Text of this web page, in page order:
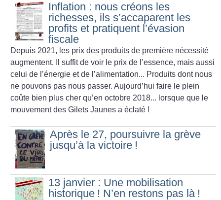
Inflation : nous créons les
richesses, ils s’accaparent les
profits et pratiquent l’évasion
fiscale
Depuis 2021, les prix des produits de première nécessité
augmentent. Il suffit de voir le prix de l’essence, mais aussi
celui de l’énergie et de l’alimentation... Produits dont nous
ne pouvons pas nous passer. Aujourd’hui faire le plein
coûte bien plus cher qu’en octobre 2018... lorsque que le
mouvement des Gilets Jaunes a éclaté !
Après le 27, poursuivre la grève
jusqu’à la victoire !
13 janvier : Une mobilisation
historique ! N’en restons pas là !